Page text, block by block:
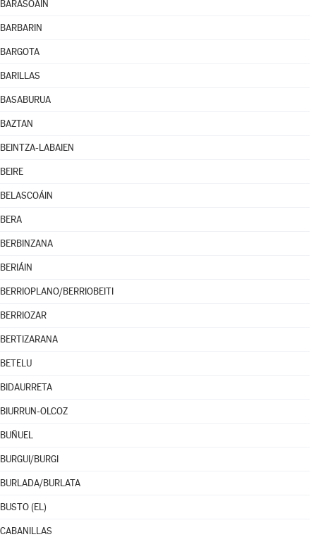
BARÁSOAIN
BARBARIN
BARGOTA
BARILLAS
BASABURUA
BAZTAN
BEINTZA-LABAIEN
BEIRE
BELASCOÁIN
BERA
BERBINZANA
BERIÁIN
BERRIOPLANO/BERRIOBEITI
BERRIOZAR
BERTIZARANA
BETELU
BIDAURRETA
BIURRUN-OLCOZ
BUÑUEL
BURGUI/BURGI
BURLADA/BURLATA
BUSTO (EL)
CABANILLAS